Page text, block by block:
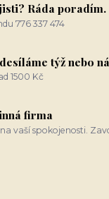
Ráda poradím.
776 337 474
týž nebo
1500 Kč
firma
vaší spokojenosti.